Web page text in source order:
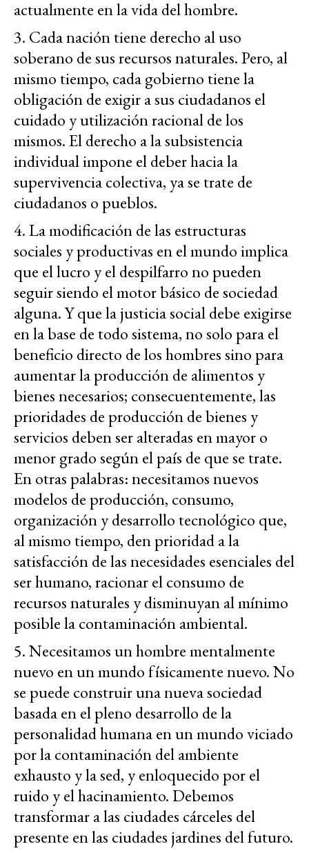
actualmente en la vida del hombre.
3. Cada nación tiene derecho al uso
soberano de sus recursos naturales. Pero, al
mismo tiempo, cada gobierno tiene la
obligación de exigir a sus ciudadanos el
cuidado y utilización racional de los
mismos. El derecho a la subsistencia
individual impone el deber hacia la
supervivencia colectiva, ya se trate de
ciudadanos o pueblos.
4. La modificación de las estructuras
sociales y productivas en el mundo implica
que el lucro y el despilfarro no pueden
seguir siendo el motor básico de sociedad
alguna. Y que la justicia social debe exigirse
en la base de todo sistema, no solo para el
beneficio directo de los hombres sino para
aumentar la producción de alimentos y
bienes necesarios; consecuentemente, las
prioridades de producción de bienes y
servicios deben ser alteradas en mayor o
menor grado según el país de que se trate.
En otras palabras: necesitamos nuevos
modelos de producción, consumo,
organización y desarrollo tecnológico que,
al mismo tiempo, den prioridad a la
satisfacción de las necesidades esenciales del
ser humano, racionar el consumo de
recursos naturales y disminuyan al mínimo
posible la contaminación ambiental.
5. Necesitamos un hombre mentalmente
nuevo en un mundo físicamente nuevo. No
se puede construir una nueva sociedad
basada en el pleno desarrollo de la
personalidad humana en un mundo viciado
por la contaminación del ambiente
exhausto y la sed, y enloquecido por el
ruido y el hacinamiento. Debemos
transformar a las ciudades cárceles del
presente en las ciudades jardines del futuro.